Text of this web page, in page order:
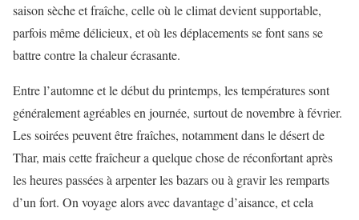
saison sèche et fraîche, celle où le climat devient supportable,
parfois même délicieux, et où les déplacements se font sans se
battre contre la chaleur écrasante.
Entre l’automne et le début du printemps, les températures sont
généralement agréables en journée, surtout de novembre à février.
Les soirées peuvent être fraîches, notamment dans le désert de
Thar, mais cette fraîcheur a quelque chose de réconfortant après
les heures passées à arpenter les bazars ou à gravir les remparts
d’un fort. On voyage alors avec davantage d’aisance, et cela